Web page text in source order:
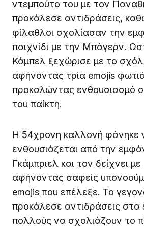
ντεμπούτο του με τον
προκάλεσε αντιδράσεις,
φίλαθλοι σχολίασαν την
παιχνίδι με την Μπάγερν.
Κάμπελ ξεχώρισε με το
αφήνοντας τρία emojis
προκαλώντας ενθουσιασμό
του παίκτη.
Η 54χρονη καλλονή φάνηκε
ενθουσιάζεται από την
Γκάμπριελ και τον δείχνει
αφήνοντας σαφείς
emojis που επέλεξε. Το
προκάλεσε αντιδράσεις στα
πολλούς να σχολιάζουν το